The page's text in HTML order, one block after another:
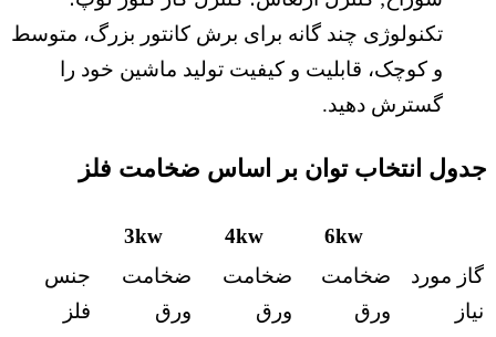
تکنولوژی چند گانه برای برش کانتور بزرگ، متوسط
​​و کوچک، قابلیت و کیفیت تولید ماشین خود را
گسترش دهید.
جدول انتخاب توان بر اساس ضخامت فلز
6kw
4kw
3kw
گاز مورد
نیاز
ضخامت
ورق
ضخامت
ورق
ضخامت
ورق
جنس
فلز